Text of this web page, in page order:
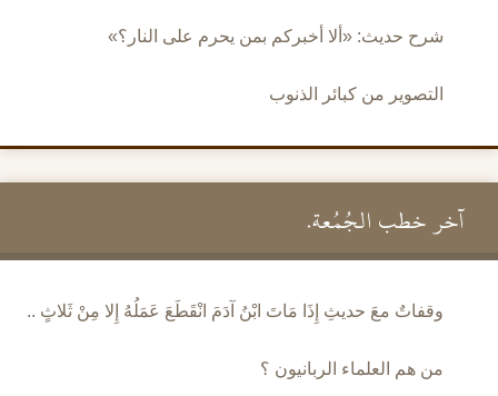
شرح حديث: «ألا أخبركم بمن يحرم على النار؟»
التصوير من كبائر الذنوب
آخر خطب الجُمُعة.
وقفاتٌ معَ حديثِ إِذَا مَاتَ ابْنُ آدَمَ انْقَطَعَ عَمَلُهُ إِلا مِنْ ثَلاثٍ ..
من هم العلماء الربانيون ؟